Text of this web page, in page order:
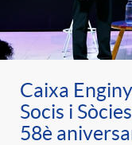
Caixa
Socis i
58è